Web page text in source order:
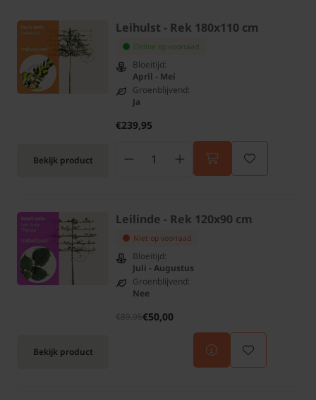
Bekijk product
Leihulst - Rek 180x110 cm
Online op voorraad
Bloeitijd:
April - Mei
Groenblijvend:
Ja
€239,95
Bekijk product
Leilinde - Rek 120x90 cm
Niet op voorraad
Bloeitijd:
Juli - Augustus
Groenblijvend:
Nee
€50,00